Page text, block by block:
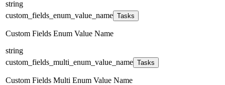
string
custom_fields_enum_value_name Tasks
Custom Fields Enum Value Name
string
custom_fields_multi_enum_value_name Tasks
Custom Fields Multi Enum Value Name